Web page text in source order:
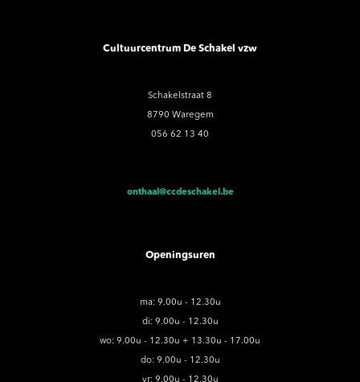
Cultuurcentrum De Schakel vzw
Schakelstraat 8
8790 Waregem
056 62 13 40
onthaal@ccdeschakel.be
Openingsuren
ma: 9.00u - 12.30u
di: 9.00u - 12.30u
wo: 9.00u - 12.30u + 13.30u - 17.00u
do: 9.00u - 12.30u
vr: 9.00u - 12.30u